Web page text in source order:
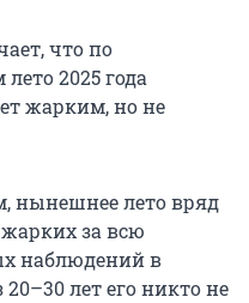
что по
2025 года
жарким, но не
нынешнее лето вряд
за всю
наблюдений в
лет его никто не